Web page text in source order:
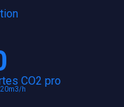
CO2 pro
20m3/h